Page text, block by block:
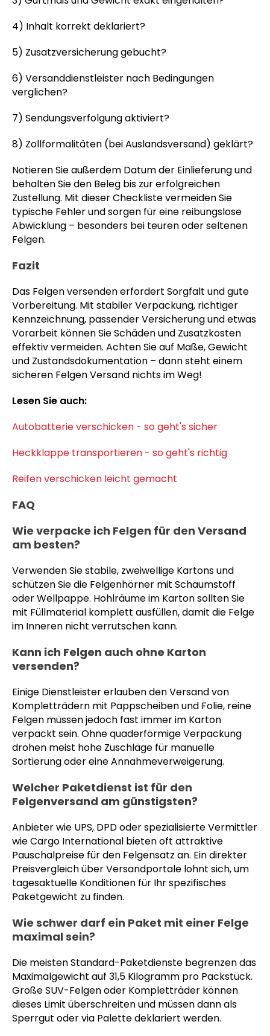
4) Inhalt korrekt deklariert?
5) Zusatzversicherung gebucht?
6) Versanddienstleister nach Bedingungen
verglichen?
7) Sendungsverfolgung aktiviert?
8) Zollformalitäten (bei Auslandsversand) geklärt?
Notieren Sie außerdem Datum der Einlieferung und
behalten Sie den Beleg bis zur erfolgreichen
Zustellung. Mit dieser Checkliste vermeiden Sie
typische Fehler und sorgen für eine reibungslose
Abwicklung – besonders bei teuren oder seltenen
Felgen.
Fazit
Das Felgen versenden erfordert Sorgfalt und gute
Vorbereitung. Mit stabiler Verpackung, richtiger
Kennzeichnung, passender Versicherung und etwas
Vorarbeit können Sie Schäden und Zusatzkosten
effektiv vermeiden. Achten Sie auf Maße, Gewicht
und Zustandsdokumentation – dann steht einem
sicheren Felgen Versand nichts im Weg!
Lesen Sie auch:
Autobatterie verschicken - so geht's sicher
Heckklappe transportieren - so geht's richtig
Reifen verschicken leicht gemacht
FAQ
Wie verpacke ich Felgen für den Versand
am besten?
Verwenden Sie stabile, zweiwellige Kartons und
schützen Sie die Felgenhörner mit Schaumstoff
oder Wellpappe. Hohlräume im Karton sollten Sie
mit Füllmaterial komplett ausfüllen, damit die Felge
im Inneren nicht verrutschen kann.
Kann ich Felgen auch ohne Karton
versenden?
Einige Dienstleister erlauben den Versand von
Kompletträdern mit Pappscheiben und Folie, reine
Felgen müssen jedoch fast immer im Karton
verpackt sein. Ohne quaderförmige Verpackung
drohen meist hohe Zuschläge für manuelle
Sortierung oder eine Annahmeverweigerung.
Welcher Paketdienst ist für den
Felgenversand am günstigsten?
Anbieter wie UPS, DPD oder spezialisierte Vermittler
wie Cargo International bieten oft attraktive
Pauschalpreise für den Felgensatz an. Ein direkter
Preisvergleich über Versandportale lohnt sich, um
tagesaktuelle Konditionen für Ihr spezifisches
Paketgewicht zu finden.
Wie schwer darf ein Paket mit einer Felge
maximal sein?
Die meisten Standard-Paketdienste begrenzen das
Maximalgewicht auf 31,5 Kilogramm pro Packstück.
Große SUV-Felgen oder Kompletträder können
dieses Limit überschreiten und müssen dann als
Sperrgut oder via Palette deklariert werden.